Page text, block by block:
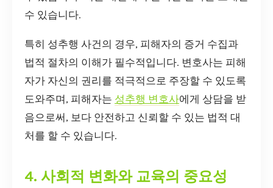
수 있습니다.
특히 성추행 사건의 경우, 피해자의 증거 수집과
법적 절차의 이해가 필수적입니다. 변호사는 피해
자가 자신의 권리를 적극적으로 주장할 수 있도록
도와주며, 피해자는 성추행 변호사에게 상담을 받
음으로써, 보다 안전하고 신뢰할 수 있는 법적 대
처를 할 수 있습니다.
4. 사회적 변화와 교육의 중요성